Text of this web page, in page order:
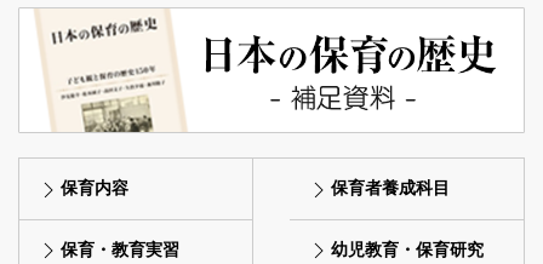
保育内容 保育者養成科目
保育・教育実習 幼児教育・保育研究